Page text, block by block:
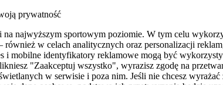
prywatność
na najwyższym sportowym poziomie. W tym celu
w celach analitycznych oraz personalizacji
i mobilne identyfikatory reklamowe mogą być
"Zaakceptuj wszystko", wyrazisz zgodę na
w serwisie i poza nim. Jeśli nie chcesz